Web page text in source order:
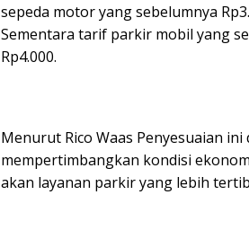
sepeda motor yang sebelumnya
Sementara tarif parkir mobil yang
Rp4.000.
Menurut Rico Waas Penyesuaian
mempertimbangkan kondisi
akan layanan parkir yang lebih